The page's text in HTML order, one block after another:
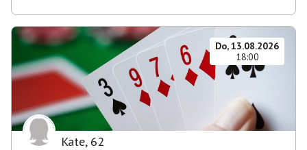
Do, 13.08.2026
18:00
Kate, 62